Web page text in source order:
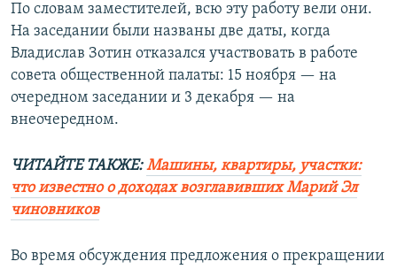
По словам заместителей, всю эту работу вели они.
На заседании были названы две даты, когда
Владислав Зотин отказался участвовать в работе
совета общественной палаты: 15 ноября — на
очередном заседании и 3 декабря — на
внеочередном.
ЧИТАЙТЕ ТАКЖЕ:Машины, квартиры, участки:
что известно о доходах возглавивших Марий Эл
чиновников
Во время обсуждения предложения о прекращении